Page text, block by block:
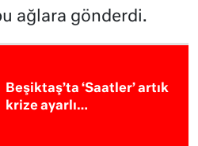
ağlara gönderdi.
Beşiktaş’ta ‘Saatler’ artık
krize ayarlı…